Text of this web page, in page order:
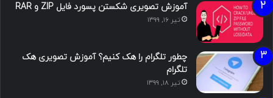
آموزش تصویری شکستن پسورد فایل ZIP و RAR
تیر ۱۶, ۱۳۹۹
چطور تلگرام را هک کنیم؟ آموزش تصویری هک
تلگرام
تیر ۱۸, ۱۳۹۹